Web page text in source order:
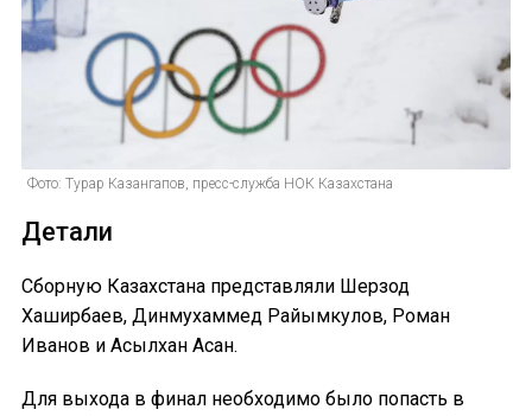
Фото: Турар Казангапов, пресс-служба НОК Казахстана
Детали
Сборную Казахстана представляли Шерзод
Хаширбаев, Динмухаммед Райымкулов, Роман
Иванов и Асылхан Асан.
Для выхода в финал необходимо было попасть в